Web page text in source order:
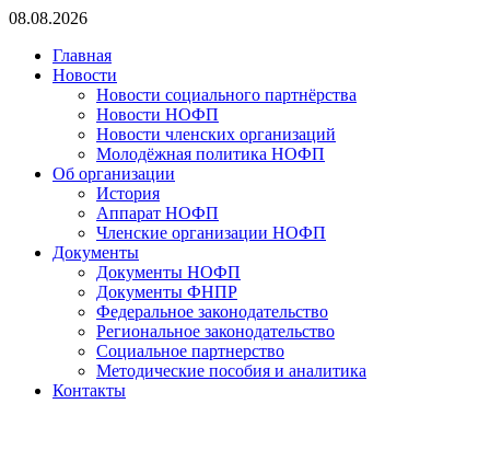
Перейти
содержимому
08.08.2026
Главная
Новости
Новости социального партнёрства
Новости НОФП
Новости членских организаций
Молодёжная политика НОФП
Об организации
История
Аппарат НОФП
Членские организации НОФП
Документы
Документы НОФП
Документы ФНПР
Федеральное законодательство
Региональное законодательство
Социальное партнерство
Методические пособия и аналитика
Контакты